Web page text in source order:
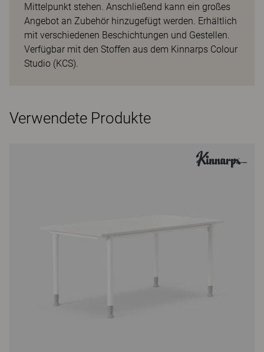
Mittelpunkt stehen. Anschließend kann ein großes
Angebot an Zubehör hinzugefügt werden. Erhältlich
mit verschiedenen Beschichtungen und Gestellen.
Verfügbar mit den Stoffen aus dem Kinnarps Colour
Studio (KCS).
Verwendete Produkte